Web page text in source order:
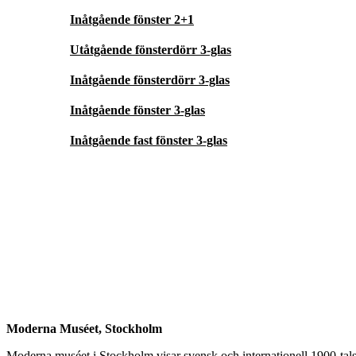
Inåtgående fönster 2+1
Utåtgående fönsterdörr 3-glas
Inåtgående fönsterdörr 3-glas
Inåtgående fönster 3-glas
Inåtgående fast fönster 3-glas
Moderna Muséet, Stockholm